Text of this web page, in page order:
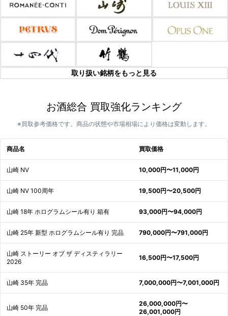
取り扱い銘柄をもっと見る
お酒総合 買取強化ランキング
※買取参考価格です。商品の状態や市場相場により価格は変動します。
商品名 買取価格
山崎 NV 10,000円〜11,000円
山崎 NV 100周年 19,500円〜20,500円
山崎 18年 ホログラムシール有り 箱有 93,000円〜94,000円
山崎 25年 新型 ホログラムシール有り 完品 790,000円〜791,000円
山崎 ストーリー オブ ザ ディスティラリー
2026
16,500円〜17,500円
山崎 35年 完品 7,000,000円〜7,001,000円
山崎 50年 完品
26,000,000円〜
26,001,000円